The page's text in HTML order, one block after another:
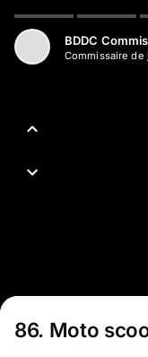
BDDC
Commissaire de
86. Moto